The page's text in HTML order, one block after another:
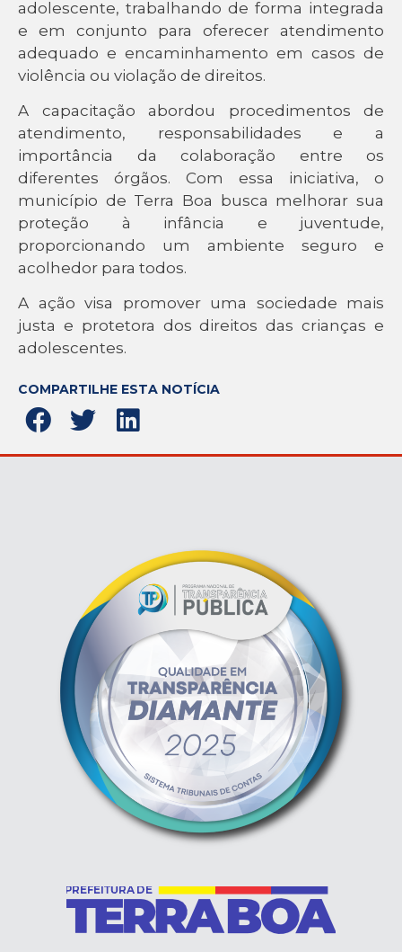
adolescente, trabalhando de forma integrada
e em conjunto para oferecer atendimento
adequado e encaminhamento em casos de
violência ou violação de direitos.
A capacitação abordou procedimentos de
atendimento, responsabilidades e a
importância da colaboração entre os
diferentes órgãos. Com essa iniciativa, o
município de Terra Boa busca melhorar sua
proteção à infância e juventude,
proporcionando um ambiente seguro e
acolhedor para todos.
A ação visa promover uma sociedade mais
justa e protetora dos direitos das crianças e
adolescentes.
COMPARTILHE ESTA NOTÍCIA